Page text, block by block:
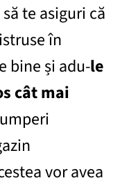
te asiguri că
în
bine și adu-le
cât mai
vor avea